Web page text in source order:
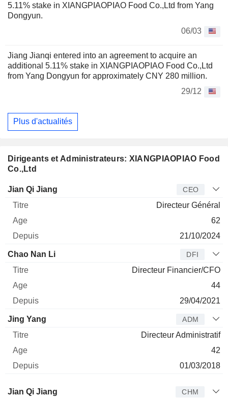
5.11% stake in XIANGPIAOPIAO Food Co.,Ltd from Yang
Dongyun.
06/03
Jiang Jianqi entered into an agreement to acquire an
additional 5.11% stake in XIANGPIAOPIAO Food Co.,Ltd
from Yang Dongyun for approximately CNY 280 million.
29/12
Plus d'actualités
Dirigeants et Administrateurs: XIANGPIAOPIAO Food
Co.,Ltd
Dirigeant Titre
Jian Qi Jiang CEO
Directeur Général
62
21/10/2024
Chao Nan Li DFI
Directeur Financier/CFO
44
29/04/2021
Jing Yang ADM
Directeur Administratif
42
01/03/2018
Administrateur
Jian Qi Jiang CHM